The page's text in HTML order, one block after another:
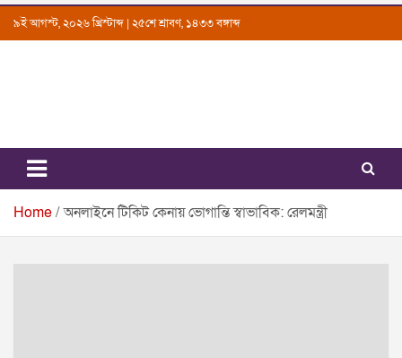
Skip৯ই আগস্ট, ২০২৬ খ্রিস্টাব্দ | ২৫শে শ্রাবণ, ১৪৩৩ বঙ্গাব্দ
Uttarkantho
News Portal
Home অনলাইনে টিকিট কেনায় ভোগান্তি স্বাভাবিক: রেলমন্ত্রী